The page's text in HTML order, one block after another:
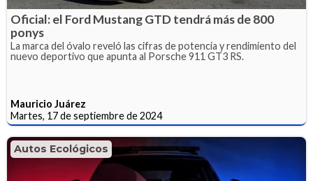
Oficial: el Ford Mustang GTD tendrá más de 800
ponys
La marca del óvalo reveló las cifras de potencia y rendimiento del
nuevo deportivo que apunta al Porsche 911 GT3 RS.
Mauricio Juárez
Martes, 17 de septiembre de 2024
Autos Ecológicos